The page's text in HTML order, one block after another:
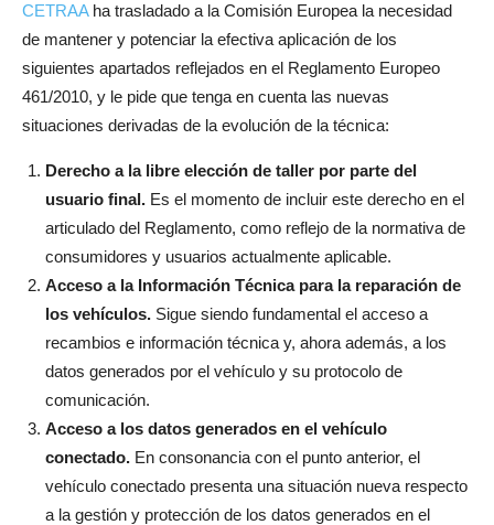
CETRAAha trasladado a la Comisión Europea la necesidad
de mantener y potenciar la efectiva aplicación de los
siguientes apartados reflejados en el Reglamento Europeo
461/2010, y le pide que tenga en cuenta las nuevas
situaciones derivadas de la evolución de la técnica:
Derecho a la libre elección de taller por parte del
usuario final. Es el momento de incluir este derecho en el
articulado del Reglamento, como reflejo de la normativa de
consumidores y usuarios actualmente aplicable.
Acceso a la Información Técnica para la reparación de
los vehículos. Sigue siendo fundamental el acceso a
recambios e información técnica y, ahora además, a los
datos generados por el vehículo y su protocolo de
comunicación.
Acceso a los datos generados en el vehículo
conectado. En consonancia con el punto anterior, el
vehículo conectado presenta una situación nueva respecto
a la gestión y protección de los datos generados en el